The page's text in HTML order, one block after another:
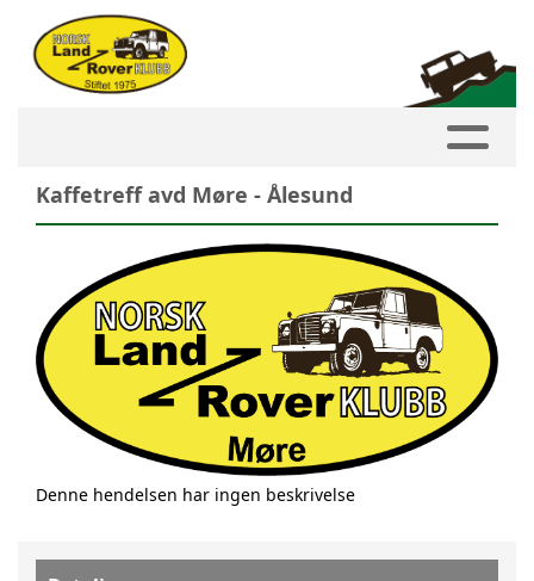
Kaffetreff avd Møre - Ålesund
Denne hendelsen har ingen beskrivelse